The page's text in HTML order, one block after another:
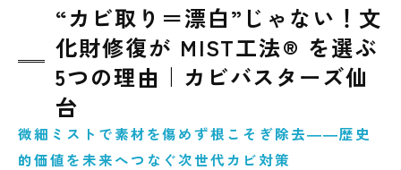
“カビ取り＝漂白”じゃない！文
化財修復が MIST工法® を選ぶ
5つの理由｜カビバスターズ仙
台
微細ミストで素材を傷めず根こそぎ除去――歴史
的価値を未来へつなぐ次世代カビ対策